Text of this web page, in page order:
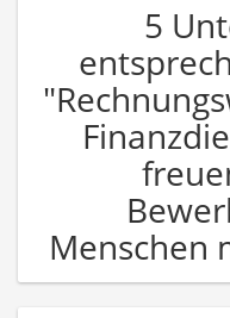
5
Menschen